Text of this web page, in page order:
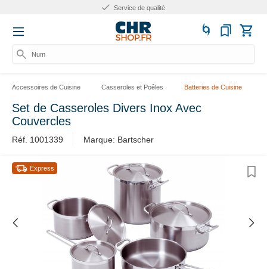
Service de qualité
Numér
Accessoires de Cuisine Casseroles et Poêles Batteries de Cuisine
Set de Casseroles Divers Inox Avec
Couvercles
Réf. 1001339 Marque: Bartscher
Express